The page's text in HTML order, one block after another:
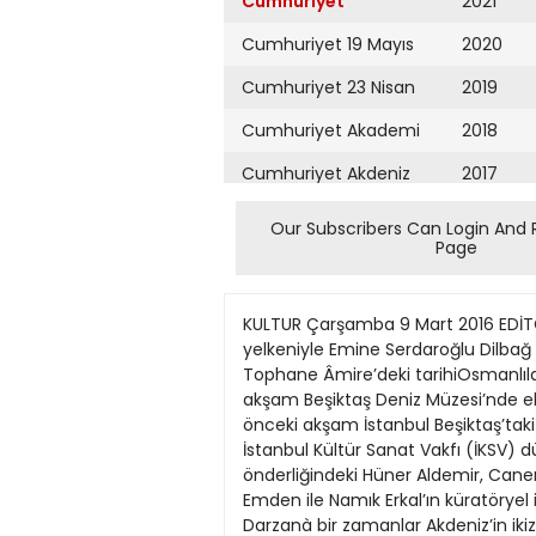
Cumhuriyet 19 Mayıs
Cumhuriyet 23 Nisan
Cumhuriyet Akademi
Cumhuriyet Akdeniz
Cumhuriyet Alışveriş
Cumhuriyet Ankara
Cumhuriyet Büyük
Taaruz
Cumhuriyet
Cumartesi
Cumhuriyet Çevre
2020
2019
2018
2017
2016
2015
2013
2012
2011
2010
2009
Our Subscribers Can Login And
Page
KULTUR Çarşamba 9 Mart 2016 EDİTÖR: EVRİM ALTUĞ TASARIM: MÜGE KAYGUSUZ kultur@cumhuriyet.com.tr 19 ‘Baştarda’ maketi. İKSV yelkeniyle Emine Serdaroğlu Dilbağ Tokay Osmanlı seferleri Çağdaş müziğimizin Venedik Bienali 15. Uluslararası Mimarlık Sergisi ve Tophane Âmire’deki tarihiOsmanlılar ve Avrupalılar sergisi, tarihten geleceğe öneriler getiriyor Darzanâ projesinin tanıtımı önceki akşam Beşiktaş Deniz Müzesi’nde ekibin ve küratörlerin katılımıyla yapıldı. Venedik Bienali 15. Uluslararası Mimarlık Sergisi’nin tanıtımı, önceki akşam İstanbul Beşiktaş’taki Deniz Müzesi’nde yapıldı. 28 Mayıs’ta açılıp, 27 Kasım’a dek yer alacak etkinliğin koordinasyonunu İstanbul Kültür Sanat Vakfı (İKSV) düzenliyor. Bu kapsamda, küratörler Feride Çiçekoğlu, Mehmet Kütükçüoğlu ve Ertuğ Uçar önderliğindeki Hüner Aldemir, Caner Bilgin, Hande Ciğerli, Gökçen Erkılıç, Nazlı Tümerdem ve Yiğit Yalgın’dan oluşan proje ekibi, Cemal Emden ile Namık Erkal’ın küratöryel işbirliğiyle, Darzanà başlıklı projeyi sundu. Çiçekoğlu’nun ekibiyle verdiği ayrıntılı bilgi uyarınca, Darzanà bir zamanlar Akdeniz’in ikiz limanları olan tersane kentleri Venedik ve İstanbul arasında bir köprü kurmak ve iki kentin ortak kültürel mirasını vurgulayarak bunun dil ve mimarideki izlerini gelecek hayallerine yansıtmak için biçimleniyor. Bu kavram Türkçede ‘tersane’ ve İtalyancada aynı anlama gelen ‘arsenale’ sözcükleriyle ortak kökenden geliyor. Darzanà: İki Tersane, Bir Vasıta Ertuğ Uçar ile Prof. Çiçekoğlu’nun aktardıklarına bakılırsa, Darzanà, Lingua Franca’ya da atıfta bulunuyor. Lingua Franca, 11. yüzyıl ile 19. yüzyıl arasında Akdeniz coğrafyasında denizciler, seyyahlar, tüccarlar, kısacası aynı di li konuşmadıkları halde anlaşması gereken insanlar arasında kullanılan, melez bir dil. Ortak mekânlar: ‘Volti’ler Bugün farklı kimlik ve ölçeklere sahip Venedik ve İstanbul’un, geçmişte benzer üretimler yapan tersanelerinin ortak nüvesi, tekne inşaatının yapıldığı ve sonrasında teknelerin suya bırakıldığı, denize dik konumlanmış, boyutları tekne boyutlarıyla ilişkili, Türkçede “göz”, İtalyancada “volti” denen mekânlar. Darzanà projesi için de Haliç kıyılarındaki tersane yapılarının içinde, terk edilmiş bir gözde, atık malzemelerden son bir tekne, bir ‘baştarda’ inşa edilecek. Bu ‘hayalperest’, yüzmeyecek, küreksiz tekne, Sale d’Armi binasındaki Türkiye Pavyonu’nun yer aldığı göze taşınacak ve orada bir umutla tekrar kurulacak. Kökeni Latin dillerinde bastardo sözcüğünden gelen baştarda, hem kürekli hem yelkenli bir kadırga türü. Akdeniz’e özgü melezliği simgeleyen bu kavram,